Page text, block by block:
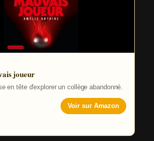
joueur
en tête d'explorer un collège abandonné.
Voir sur Amazon